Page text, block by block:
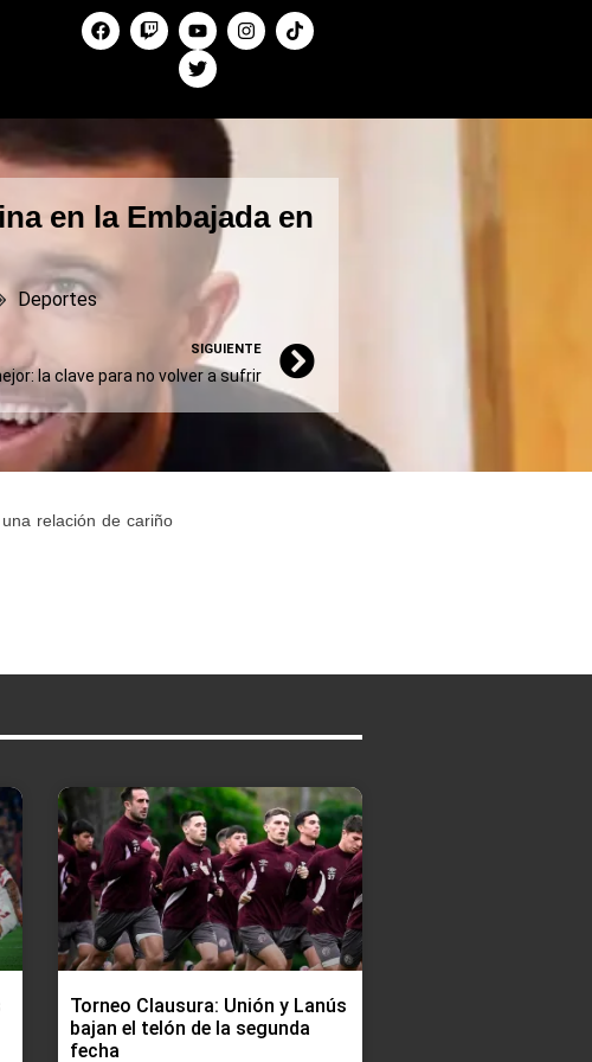
en la Embajada en
Deportes
SIGUIENTE
la clave para no volver a sufrir
relación de cariño
Torneo Clausura: Unión y Lanús
bajan el telón de la segunda
fecha